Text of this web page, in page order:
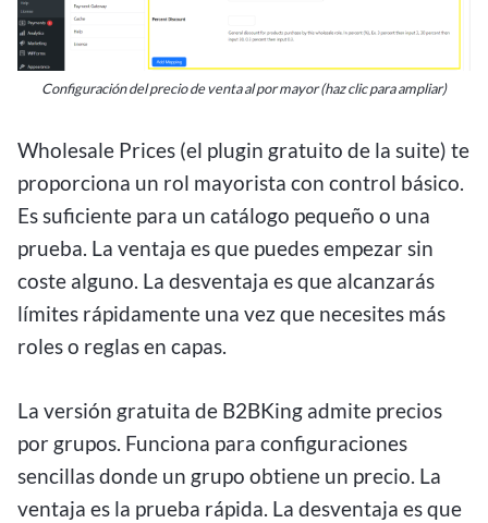
Configuración del precio de venta al por mayor (haz clic para ampliar)
Wholesale Prices (el plugin gratuito de la suite) te
proporciona un rol mayorista con control básico.
Es suficiente para un catálogo pequeño o una
prueba. La ventaja es que puedes empezar sin
coste alguno. La desventaja es que alcanzarás
límites rápidamente una vez que necesites más
roles o reglas en capas.
La versión gratuita de B2BKing admite precios
por grupos. Funciona para configuraciones
sencillas donde un grupo obtiene un precio. La
ventaja es la prueba rápida. La desventaja es que